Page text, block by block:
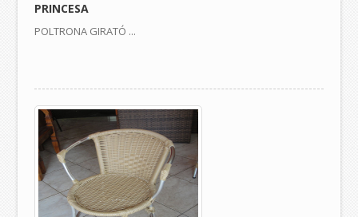
PRINCESA
POLTRONA GIRATÓ ...